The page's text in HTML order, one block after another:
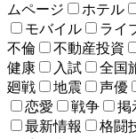
ムページ
ホテル
モバイル
ライ
不倫
不動産投資
健康
入試 全国
廻戦
地震 声優
恋愛
戦争 掲
最新情報
格闘